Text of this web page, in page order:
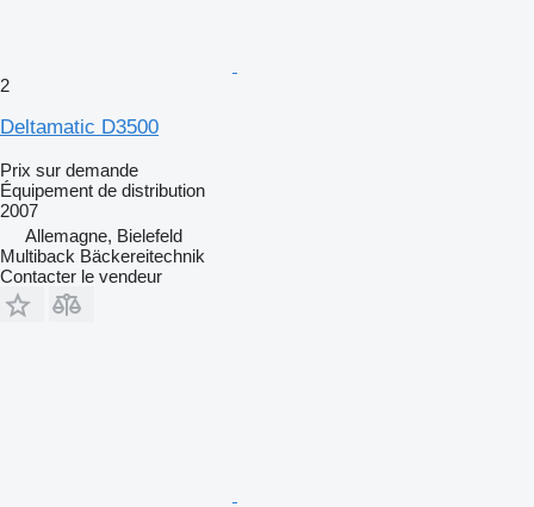
2
Deltamatic D3500
Prix sur demande
Équipement de distribution
2007
Allemagne, Bielefeld
Multiback Bäckereitechnik
Contacter le vendeur